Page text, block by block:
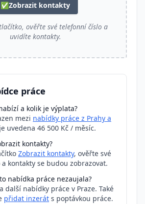
✅Zobrazit kontakty
ověřte své telefonní číslo a
uvidíte kontakty.
práce
a kolik je výplata?
mezi nabídky práce z Prahy a
uvedena 46 500 Kč / měsíc.
kontakty?
Zobrazit kontakty, ověřte své
kontakty se budou zobrazovat.
nabídka práce nezaujala?
další nabídky práce v Praze. Také
přidat inzerát s poptávkou práce.